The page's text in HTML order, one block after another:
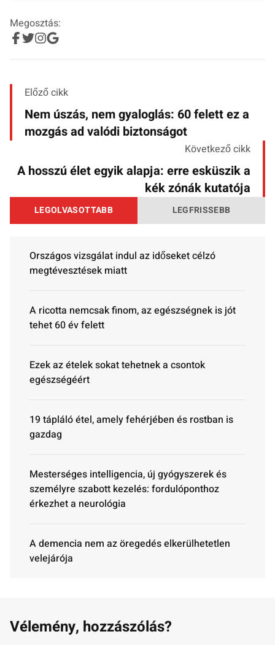
Megosztás:
Előző cikk
Nem úszás, nem gyaloglás: 60 felett ez a
mozgás ad valódi biztonságot
Következő cikk
A hosszú élet egyik alapja: erre esküszik a
kék zónák kutatója
LEGOLVASOTTABB LEGFRISSEBB
Országos vizsgálat indul az időseket célzó
megtévesztések miatt
A ricotta nemcsak finom, az egészségnek is jót
tehet 60 év felett
Ezek az ételek sokat tehetnek a csontok
egészségéért
19 tápláló étel, amely fehérjében és rostban is
gazdag
Mesterséges intelligencia, új gyógyszerek és
személyre szabott kezelés: fordulóponthoz
érkezhet a neurológia
A demencia nem az öregedés elkerülhetetlen
velejárója
Vélemény, hozzászólás?